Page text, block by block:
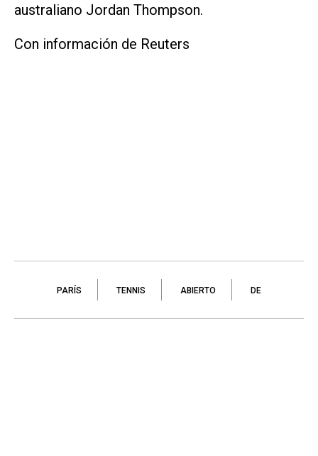
australiano Jordan Thompson.
Con información de Reuters
PARÍS TENNIS ABIERTO DE